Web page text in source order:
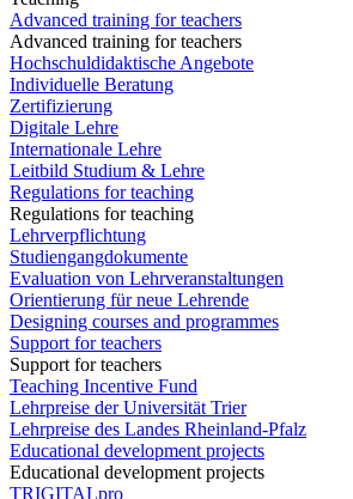
Advanced training for teachers
Advanced training for teachers
Hochschuldidaktische Angebote
Individuelle Beratung
Zertifizierung
Digitale Lehre
Internationale Lehre
Leitbild Studium & Lehre
Regulations for teaching
Regulations for teaching
Lehrverpflichtung
Studiengangdokumente
Evaluation von Lehrveranstaltungen
Orientierung für neue Lehrende
Designing courses and programmes
Support for teachers
Support for teachers
Teaching Incentive Fund
Lehrpreise der Universität Trier
Lehrpreise des Landes Rheinland-Pfalz
Educational development projects
Educational development projects
TRIGITALpro